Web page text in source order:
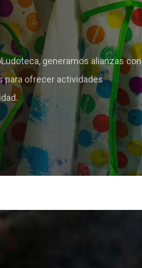
close
generamos alianzas con
para ofrecer actividades